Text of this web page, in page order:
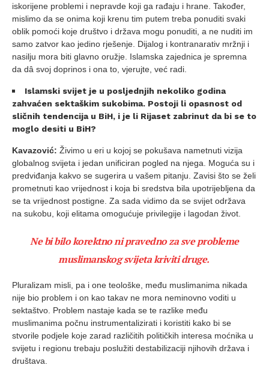
iskorijene problemi i nepravde koji ga rađaju i hrane. Također,
mislimo da se onima koji krenu tim putem treba ponuditi svaki
oblik pomoći koje društvo i država mogu ponuditi, a ne nuditi im
samo zatvor kao jedino rješenje. Dijalog i kontranarativ mržnji i
nasilju mora biti glavno oružje. Islamska zajednica je spremna
da dâ svoj doprinos i ona to, vjerujte, već radi.
Islamski svijet je u posljednjih nekoliko godina
zahvaćen sektaškim sukobima. Postoji li opasnost od
sličnih tendencija u BiH, i je li Rijaset zabrinut da bi se to
moglo desiti u BiH?
Kavazović: Živimo u eri u kojoj se pokušava nametnuti vizija
globalnog svijeta i jedan unificiran pogled na njega. Moguća su i
predviđanja kakvo se sugerira u vašem pitanju. Zavisi što se želi
prometnuti kao vrijednost i koja bi sredstva bila upotrijebljena da
se ta vrijednost postigne. Za sada vidimo da se svijet održava
na sukobu, koji elitama omogućuje privilegije i lagodan život.
Ne bi bilo korektno ni pravedno za sve probleme
muslimanskog svijeta kriviti druge.
Pluralizam misli, pa i one teološke, među muslimanima nikada
nije bio problem i on kao takav ne mora neminovno voditi u
sektaštvo. Problem nastaje kada se te razlike među
muslimanima počnu instrumentalizirati i koristiti kako bi se
stvorile podjele koje zarad različitih političkih interesa moćnika u
svijetu i regionu trebaju poslužiti destabilizaciji njihovih država i
društava.